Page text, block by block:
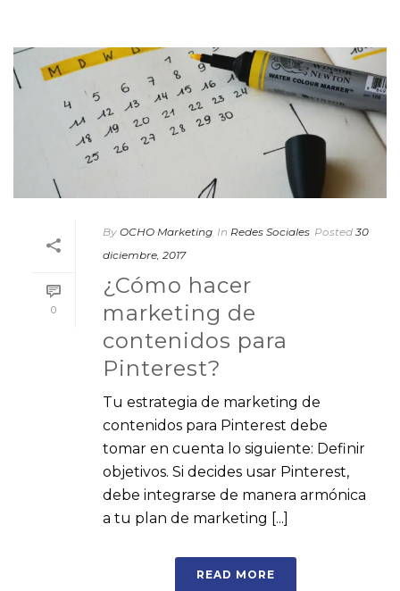
0
By OCHO Marketing In Redes Sociales Posted 30
diciembre, 2017
¿Cómo hacer
marketing de
contenidos para
Pinterest?
Tu estrategia de marketing de
contenidos para Pinterest debe
tomar en cuenta lo siguiente: Definir
objetivos. Si decides usar Pinterest,
debe integrarse de manera armónica
a tu plan de marketing [...]
READ MORE